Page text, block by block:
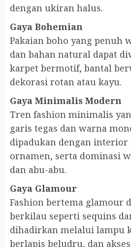
dengan ukiran halus.
Gaya Bohemian
Pakaian boho yang penuh
dan bahan natural dapat
karpet bermotif, bantal
dekorasi rotan atau kayu.
Gaya Minimalis Modern
Tren fashion minimalis
garis tegas dan warna
dipadukan dengan
ornamen, serta dominasi
dan abu-abu.
Gaya Glamour
Fashion bertema glamour
berkilau seperti sequins
dihadirkan melalui lampu
berlapis beludru, dan